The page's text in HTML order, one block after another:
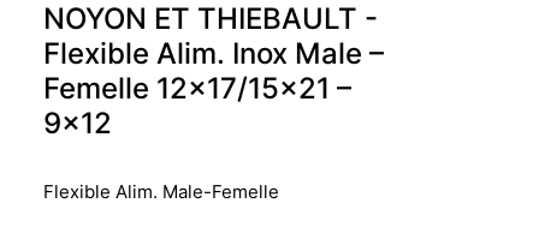
NOYON ET THIEBAULT -
Flexible Alim. Inox Male –
Femelle 12×17/15×21 –
9×12
Flexible Alim. Male-Femelle